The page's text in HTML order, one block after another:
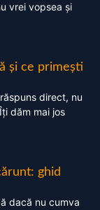
vrei vopsea și
și ce primești
direct, nu
dăm mai jos
ghid
dacă nu cumva